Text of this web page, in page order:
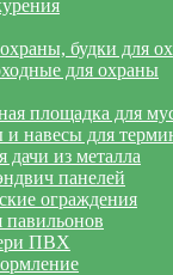
будки для
для охраны
площадка для
навесы для
дачи из металла
панелей
ограждения
павильонов
ПВХ